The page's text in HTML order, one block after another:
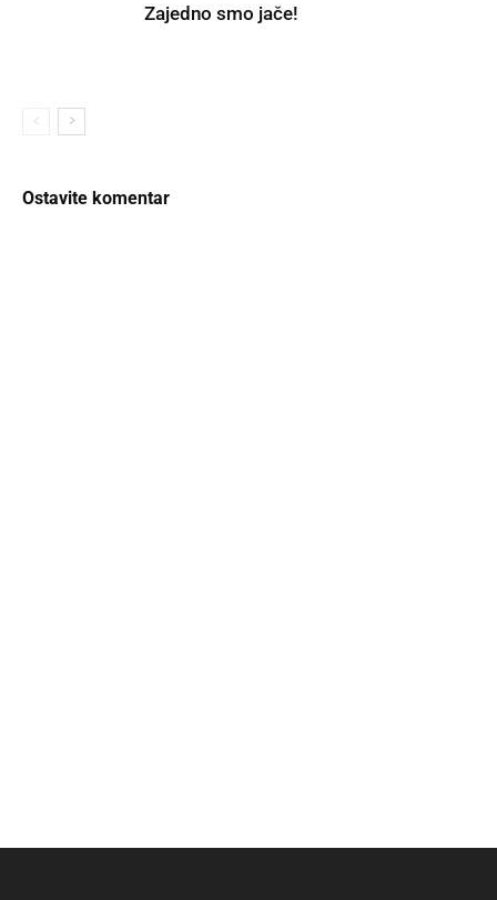
Zajedno smo jače!
Ostavite komentar